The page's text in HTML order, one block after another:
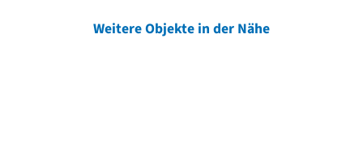
Weitere Objekte in der Nähe